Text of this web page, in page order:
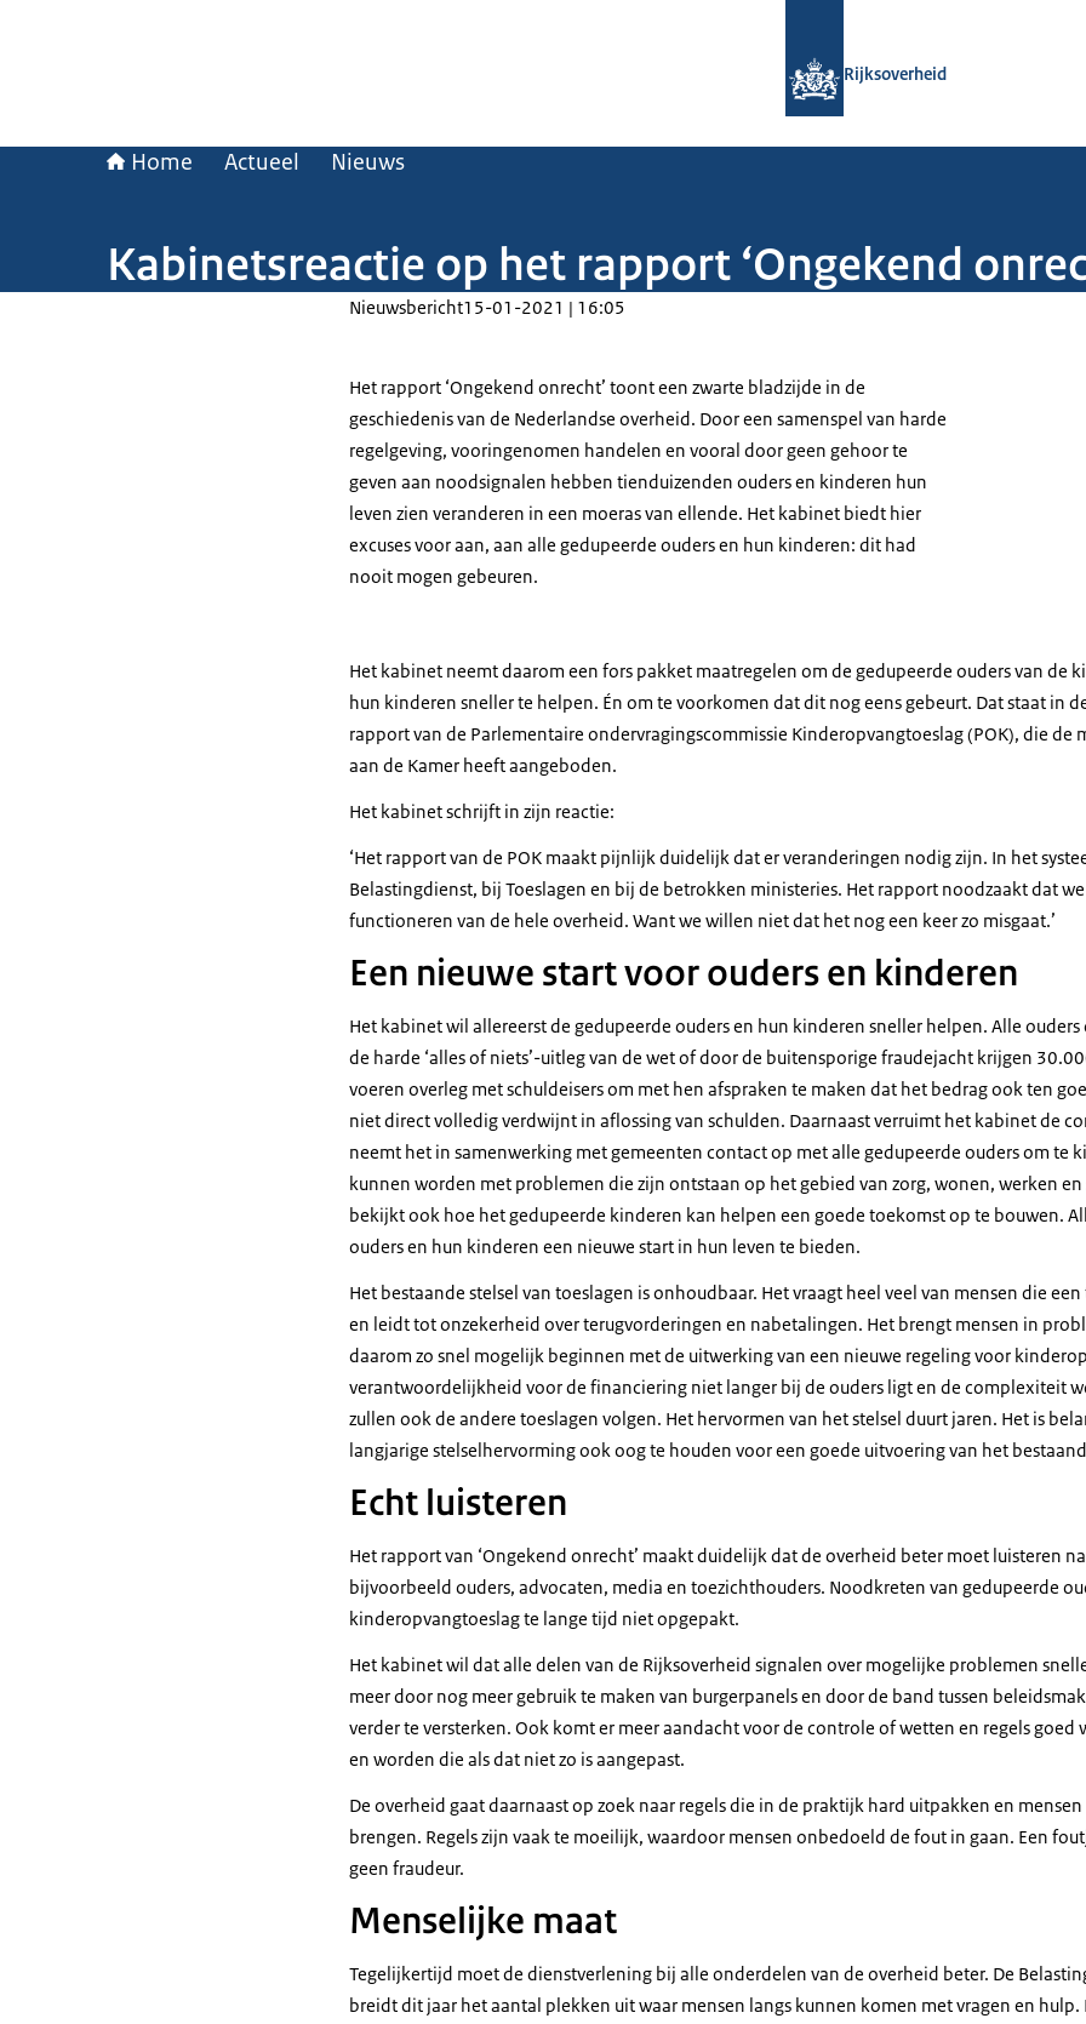
Rijksoverheid
Home Actueel Nieuws
Kabinetsreactie op het rapport ‘Ongekend
Nieuwsbericht15-01-2021 | 16:05
Het rapport ‘Ongekend onrecht’ toont een zwarte bladzijde in de
geschiedenis van de Nederlandse overheid. Door een samenspel van harde
regelgeving, vooringenomen handelen en vooral door geen gehoor te
geven aan noodsignalen hebben tienduizenden ouders en kinderen hun
leven zien veranderen in een moeras van ellende. Het kabinet biedt hier
excuses voor aan, aan alle gedupeerde ouders en hun kinderen: dit had
nooit mogen gebeuren.
Het kabinet neemt daarom een fors pakket maatregelen om de gedupeerde ouders van de
hun kinderen sneller te helpen. Én om te voorkomen dat dit nog eens gebeurt. Dat staat in
rapport van de Parlementaire ondervragingscommissie Kinderopvangtoeslag (POK), die de
aan de Kamer heeft aangeboden.
Het kabinet schrijft in zijn reactie:
‘Het rapport van de POK maakt pijnlijk duidelijk dat er veranderingen nodig zijn. In het
Belastingdienst, bij Toeslagen en bij de betrokken ministeries. Het rapport noodzaakt dat
functioneren van de hele overheid. Want we willen niet dat het nog een keer zo misgaat.’
Een nieuwe start voor ouders en kinderen
Het kabinet wil allereerst de gedupeerde ouders en hun kinderen sneller helpen. Alle
de harde ‘alles of niets’-uitleg van de wet of door de buitensporige fraudejacht krijgen
voeren overleg met schuldeisers om met hen afspraken te maken dat het bedrag ook ten
niet direct volledig verdwijnt in aflossing van schulden. Daarnaast verruimt het kabinet de
neemt het in samenwerking met gemeenten contact op met alle gedupeerde ouders om te
kunnen worden met problemen die zijn ontstaan op het gebied van zorg, wonen, werken
bekijkt ook hoe het gedupeerde kinderen kan helpen een goede toekomst op te bouwen.
ouders en hun kinderen een nieuwe start in hun leven te bieden.
Het bestaande stelsel van toeslagen is onhoudbaar. Het vraagt heel veel van mensen die
en leidt tot onzekerheid over terugvorderingen en nabetalingen. Het brengt mensen in
daarom zo snel mogelijk beginnen met de uitwerking van een nieuwe regeling voor
verantwoordelijkheid voor de financiering niet langer bij de ouders ligt en de complexiteit
zullen ook de andere toeslagen volgen. Het hervormen van het stelsel duurt jaren. Het is
langjarige stelselhervorming ook oog te houden voor een goede uitvoering van het
Echt luisteren
Het rapport van ‘Ongekend onrecht’ maakt duidelijk dat de overheid beter moet luisteren
bijvoorbeeld ouders, advocaten, media en toezichthouders. Noodkreten van gedupeerde
kinderopvangtoeslag te lange tijd niet opgepakt.
Het kabinet wil dat alle delen van de Rijksoverheid signalen over mogelijke problemen
meer door nog meer gebruik te maken van burgerpanels en door de band tussen
verder te versterken. Ook komt er meer aandacht voor de controle of wetten en regels goed
en worden die als dat niet zo is aangepast.
De overheid gaat daarnaast op zoek naar regels die in de praktijk hard uitpakken en
brengen. Regels zijn vaak te moeilijk, waardoor mensen onbedoeld de fout in gaan. Een
geen fraudeur.
Menselijke maat
Tegelijkertijd moet de dienstverlening bij alle onderdelen van de overheid beter. De
breidt dit jaar het aantal plekken uit waar mensen langs kunnen komen met vragen en